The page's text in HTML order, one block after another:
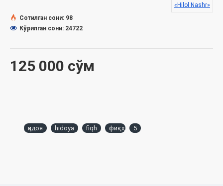
125 000 сўм
«Hilol Nashr»
Сотилган сони: 98
Кўрилган сони: 24722
ҳидоя hidoya fiqh фиқҳ 5